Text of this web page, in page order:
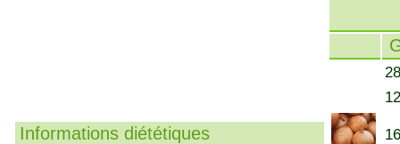
Informations diététiques